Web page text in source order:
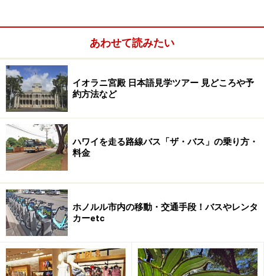
アラモアナのお土産2：ルピシア
アラモアナのお土産3：ビッグアイランド・キャンディ
ーズ
アラモアナのお土産4：ロングス・ドラッグス
アラモアナのお土産5：エピキュア（ニーマン・マーカ
ス）
アラモアナのお土産6：バス＆ボディワークス
アラモアナのお土産7：ヴィクトリアズ・シークレット
アラモアナのお土産8：マリエ・オーガニクス
アラモアナのお土産9：ラリン
アラモアナのお土産10：アンソロポロジー
あわせて読みたい
イオラニ宮殿 日本語見学ツアー 見どころや予
約方法など
ハワイを走る路線バス「ザ・バス」の乗り方・
料金
ホノルル市内の移動・交通手段！バスやレンタ
カーetc